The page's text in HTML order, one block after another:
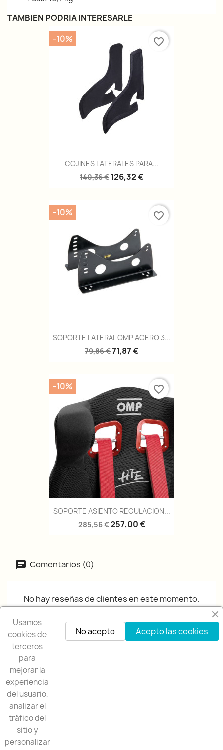
TAMBIÉN PODRÍA INTERESARLE
COJINES LATERALES PARA...
140,36 € 126,32 €
-10% favorite_border
SOPORTE LATERAL OMP ACERO 3...
79,86 €71,87 €
-10% favorite_border
SOPORTE ASIENTO REGULACION...
285,56 €257,00 €
-10% favorite_border
Comentarios (0)
No hay reseñas de clientes en este momento.
NUESTRA EMPRESA
NUESTRA TIENDA
SU CUENTA
Usamos
cookies de
terceros
para
mejorar la
experiencia
del usuario,
analizar el
tráfico del
sitio y
personalizar
Acepto las cookies
No acepto